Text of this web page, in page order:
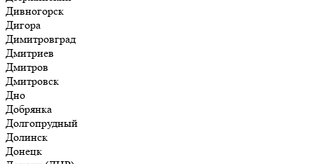
Дивногорск
Дигора
Димитровград
Дмитриев
Дмитров
Дмитровск
Дно
Добрянка
Долгопрудный
Долинск
Донецк